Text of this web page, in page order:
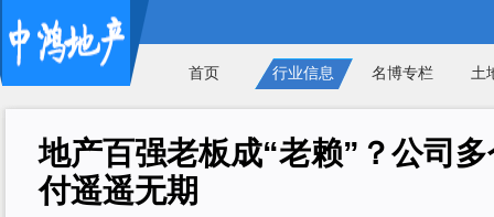
首页 行业信息 名博专栏 土
地产百强老板成“老赖”？公司
付遥遥无期